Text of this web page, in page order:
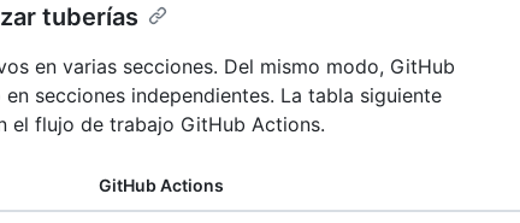
tuberías
en varias secciones. Del mismo modo, GitHub
secciones independientes. La tabla siguiente
el flujo de trabajo GitHub Actions.
GitHub Actions